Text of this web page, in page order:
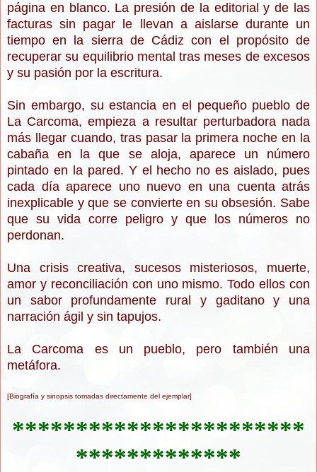
página en blanco. La presión de la editorial y de las
facturas sin pagar le llevan a aislarse durante un
tiempo en la sierra de Cádiz con el propósito de
recuperar su equilibrio mental tras meses de excesos
y su pasión por la escritura.
Sin embargo, su estancia en el pequeño pueblo de
La Carcoma, empieza a resultar perturbadora nada
más llegar cuando, tras pasar la primera noche en la
cabaña en la que se aloja, aparece un número
pintado en la pared. Y el hecho no es aislado, pues
cada día aparece uno nuevo en una cuenta atrás
inexplicable y que se convierte en su obsesión. Sabe
que su vida corre peligro y que los números no
perdonan.
Una crisis creativa, sucesos misteriosos, muerte,
amor y reconciliación con uno mismo. Todo ellos con
un sabor profundamente rural y gaditano y una
narración ágil y sin tapujos.
La Carcoma es un pueblo, pero también una
metáfora.
[Biografía y sinopsis tomadas directamente del ejemplar]
***********************
*************